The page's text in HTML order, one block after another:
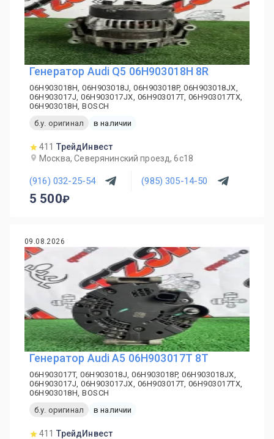
Генератор Audi Q5 06H903018H 8R
06H903018H, 06H903018J, 06H903018P, 06H903018JX,
06H903017J, 06H903017JX, 06H903017T, 06H903017TX,
06H903018H, BOSCH
б.у. оригинал
в наличии
411 ТрейдИнвест
Москва, Северянинский проезд, 6с18
(916) 032-25-54 (985) 305-14-50
5 500
09.08.2026
Генератор Audi A5 06H903017T 8T
06H903017T, 06H903018J, 06H903018P, 06H903018JX,
06H903017J, 06H903017JX, 06H903017T, 06H903017TX,
06H903018H, BOSCH
б.у. оригинал
в наличии
411 ТрейдИнвест